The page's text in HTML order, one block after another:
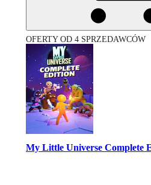
OFERTY OD 4 SPRZEDAWCÓW
My Little Universe Complete